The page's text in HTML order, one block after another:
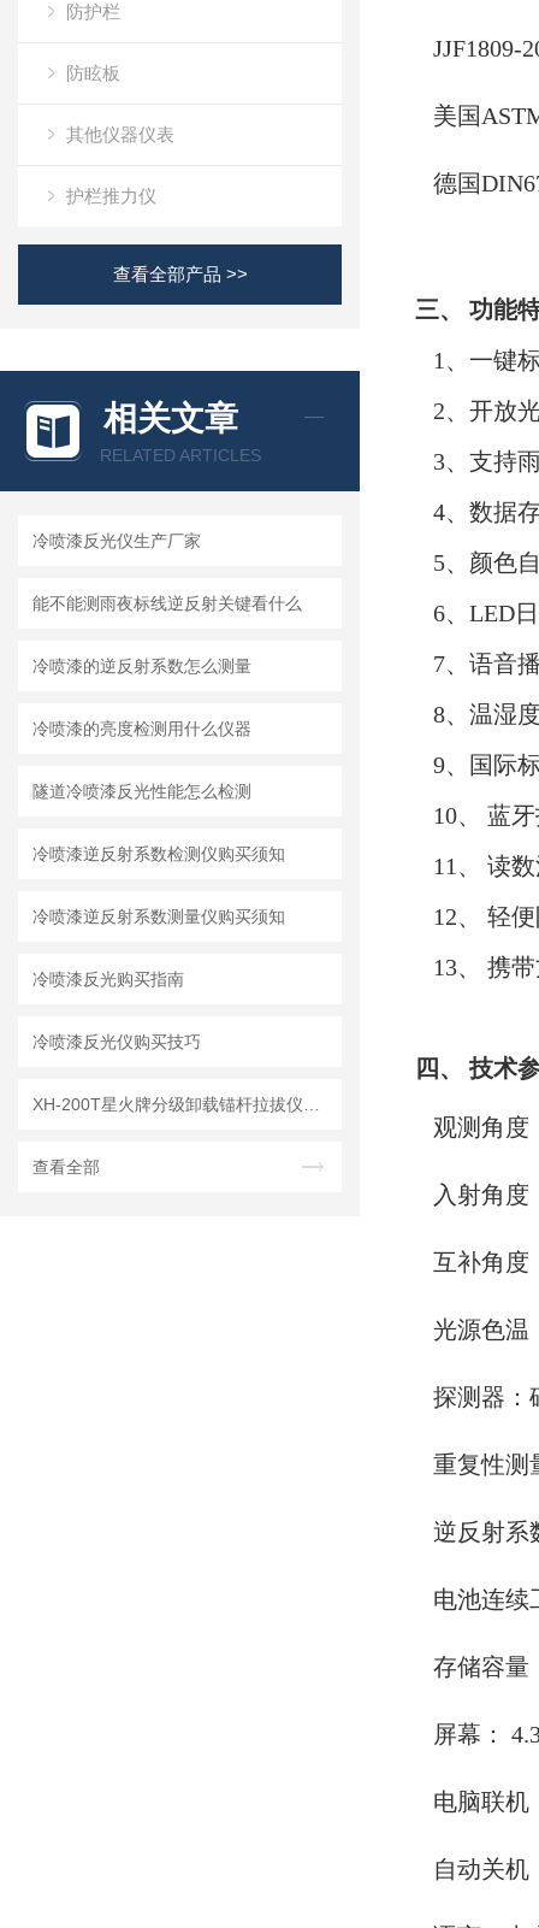
防护栏
防眩板
其他仪器仪表
护栏推力仪
查看全部产品 >>
相关文章
RELATED ARTICLES
冷喷漆反光仪生产厂家
能不能测雨夜标线逆反射关键看什么
冷喷漆的逆反射系数怎么测量
冷喷漆的亮度检测用什么仪器
隧道冷喷漆反光性能怎么检测
冷喷漆逆反射系数检测仪购买须知
冷喷漆逆反射系数测量仪购买须知
冷喷漆反光购买指南
冷喷漆反光仪购买技巧
查看全部
JJF1809-
美国
德国
三、 功能
1、一键
2、开放
3、支持
4、数据
5、颜色
6、LED
7、语音
8、温湿
9、国际
10、 蓝
11、 读
12、 轻
13、 携
四、 技术
观测角度
入射角度
互补角度
光源色温
探测器：
重复性测
逆反射系
电池连续
存储容量
屏幕：
电脑联机
自动关机